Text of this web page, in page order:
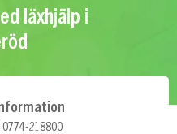
läxhjälp i
0774-218800